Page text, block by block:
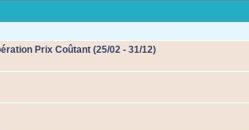
Prix Coûtant (25/02 - 31/12)